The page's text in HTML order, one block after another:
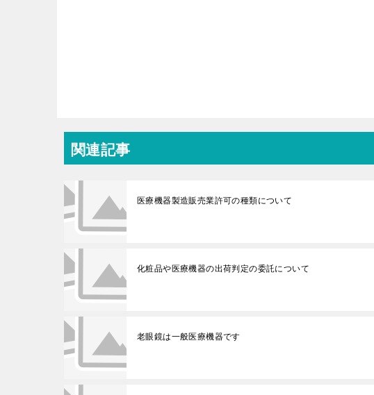
関連記事
医療機器製造販売業許可の種類について
化粧品や医療機器の出荷判定の委託について
老眼鏡は一般医療機器です